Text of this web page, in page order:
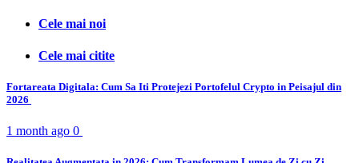
Cele mai noi
Cele mai citite
Fortareata Digitala: Cum Sa Iti Protejezi Portofelul Crypto in Peisajul din
2026
1 month ago 0